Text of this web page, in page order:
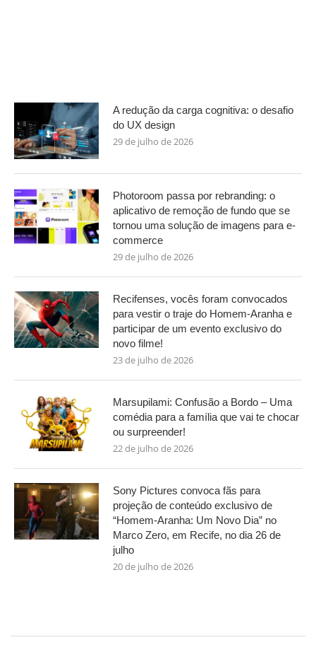
A redução da carga cognitiva: o desafio
do UX design
29 de julho de 2026
Photoroom passa por rebranding: o
aplicativo de remoção de fundo que se
tornou uma solução de imagens para e-
commerce
29 de julho de 2026
Recifenses, vocês foram convocados
para vestir o traje do Homem-Aranha e
participar de um evento exclusivo do
novo filme!
23 de julho de 2026
Marsupilami: Confusão a Bordo – Uma
comédia para a família que vai te chocar
ou surpreender!
22 de julho de 2026
Sony Pictures convoca fãs para
projeção de conteúdo exclusivo de
“Homem-Aranha: Um Novo Dia” no
Marco Zero, em Recife, no dia 26 de
julho
20 de julho de 2026